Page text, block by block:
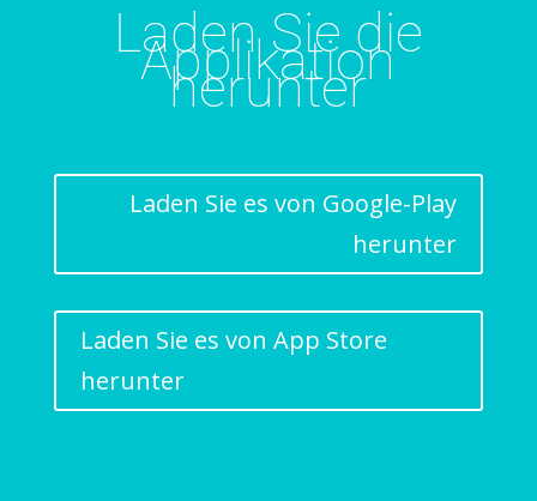
Laden Sie die
Applikation
herunter
Laden Sie es von Google-Play
herunter
Laden Sie es von App Store
herunter